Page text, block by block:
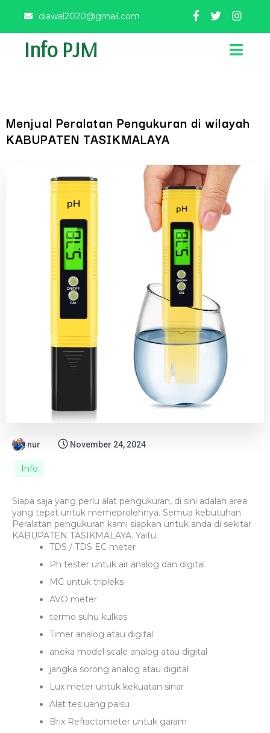
diawal2020@gmail.com
Info PJM
Menjual Peralatan Pengukuran di wilayah
KABUPATEN TASIKMALAYA
nur November 24, 2024
Info
Siapa saja yang perlu alat pengukuran, di sini adalah area
yang tepat untuk memeprolehnya. Semua kebutuhan
Peralatan pengukuran kami siapkan untuk anda di sekitar
KABUPATEN TASIKMALAYA. Yaitu:
TDS / TDS EC meter
Ph tester untuk air analog dan digital
MC untuk tripleks
AVO meter
termo suhu kulkas
Timer analog atau digital
aneka model scale analog atau digital
jangka sorong analog atau digital
Lux meter untuk kekuatan sinar
Alat tes uang palsu
Brix Refractometer untuk garam